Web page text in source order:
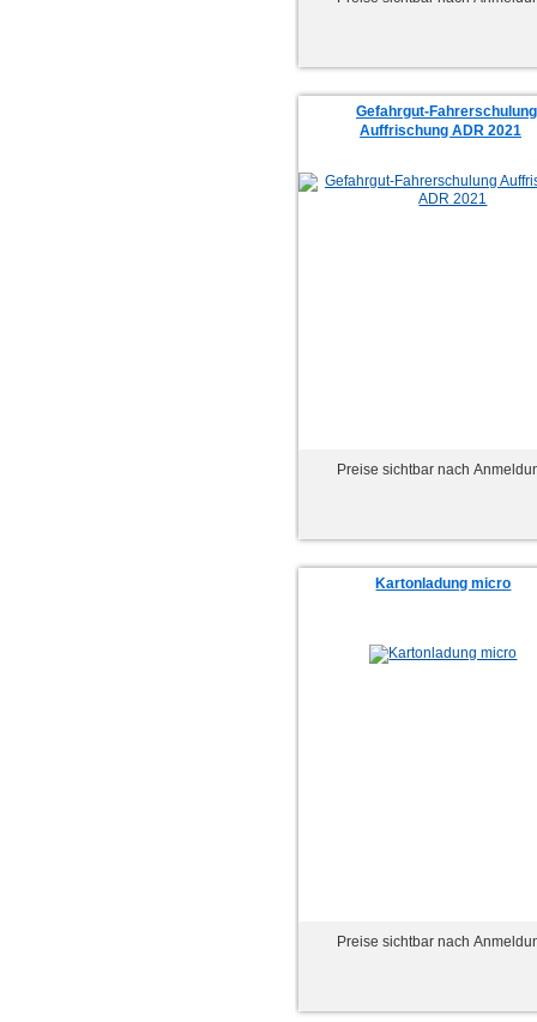
Gefahrgut-Fahrerschulung
Auffrischung ADR 2021
Preise sichtbar nach
Kartonladung micro
Preise sichtbar nach